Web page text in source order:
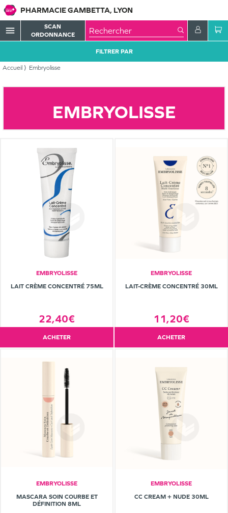
PHARMACIE GAMBETTA, LYON
menu
SCAN
ORDONNANCE
Accueil Embryolisse
FILTRER PAR
EMBRYOLISSE
EMBRYOLISSE
LAIT CRÈME CONCENTRÉ 75ML
22,40€
ACHETER
EMBRYOLISSE
LAIT-CRÈME CONCENTRÉ 30ML
11,20€
ACHETER
EMBRYOLISSE
MASCARA SOIN COURBE ET
DÉFINITION 8ML
EMBRYOLISSE
CC CREAM + NUDE 30ML